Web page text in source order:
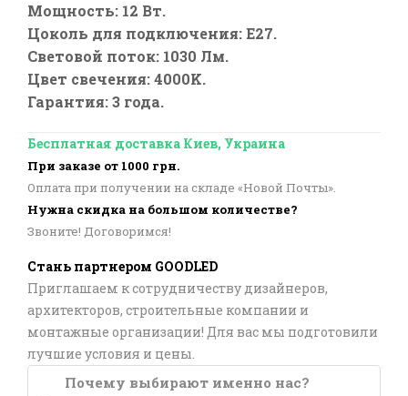
Мощность: 12 Вт.
Цоколь для подключения: E27.
Световой поток: 1030 Лм.
Цвет свечения: 4000K.
Гарантия: 3 года.
Бесплатная доставка Киев, Украина
При заказе от 1000 грн.
Оплата при получении на складе «Новой Почты».
Нужна скидка на большом количестве?
Звоните! Договоримся!
Стань партнером GOODLED
Приглашаем к сотрудничеству дизайнеров,
архитекторов, строительные компании и
монтажные организации! Для вас мы подготовили
лучшие условия и цены.
Почему выбирают именно нас?